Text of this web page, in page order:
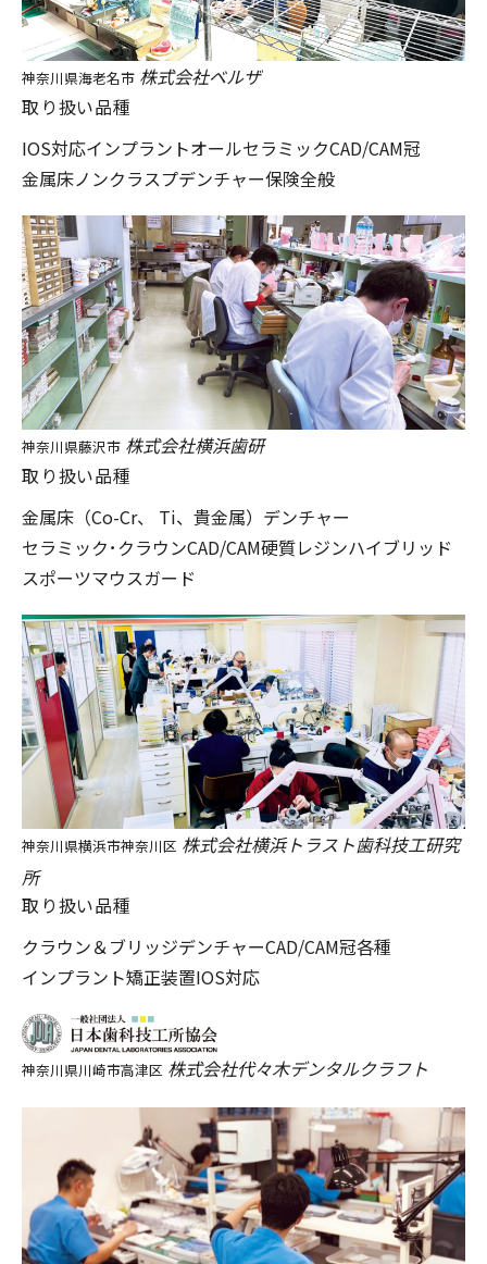
神奈川県海老名市 株式会社ベルザ
取り扱い品種
IOS対応インプラントオールセラミックCAD/CAM冠
金属床ノンクラスプデンチャー保険全般
神奈川県藤沢市 株式会社横浜歯研
取り扱い品種
金属床（Co-Cr、 Ti、貴金属） デンチャー
セラミック･クラウンCAD/CAM硬質レジンハイブリッド
スポーツマウスガード
神奈川県横浜市神奈川区 株式会社横浜トラスト歯科技工研究
所
取り扱い品種
クラウン＆ブリッジデンチャーCAD/CAM冠各種
インプラント矯正装置IOS対応
神奈川県川崎市高津区 株式会社代々木デンタルクラフト